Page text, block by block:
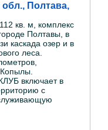
Полтава,
кв. м, комплекс
Полтавы, в
каскада озер и в
леса.
включает в
с